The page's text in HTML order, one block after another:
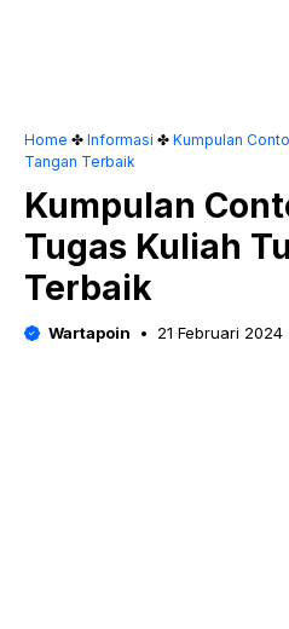
Home ✤ Informasi ✤ Kumpulan
Tangan Terbaik
Kumpulan
Tugas Kuliah
Terbaik
Wartapoin 21 Februari 2024